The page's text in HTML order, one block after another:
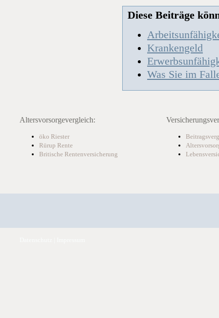
Diese Beiträge
Krankengeld
Was Sie im
Altersvorsorgevergleich:
öko Riester
Rürup Rente
Britische Rentenversicherung